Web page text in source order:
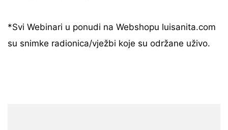
*Svi Webinari u ponudi na Webshopu luisanita.com
su snimke radionica/vježbi koje su održane uživo.